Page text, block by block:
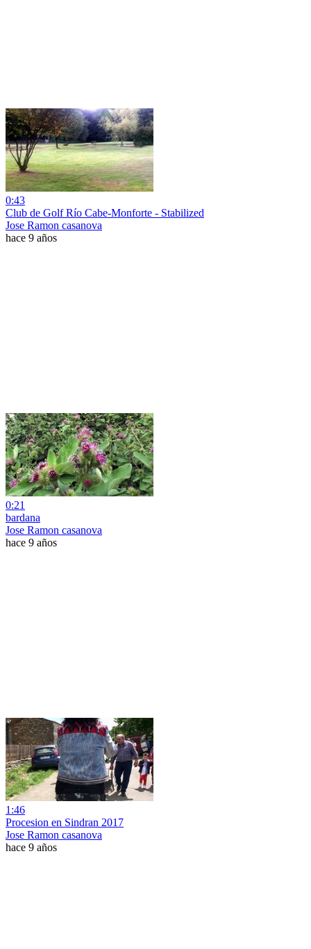
0:43
Club de Golf Río Cabe-Monforte - Stabilized
Jose Ramon casanova
hace 9 años
0:21
bardana
Jose Ramon casanova
hace 9 años
1:46
Procesion en Sindran 2017
Jose Ramon casanova
hace 9 años